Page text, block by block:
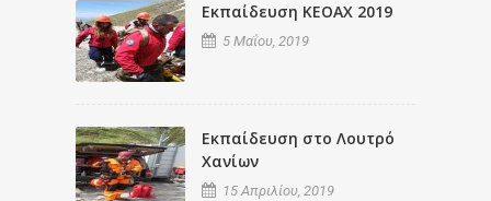
Εκπαίδευση ΚΕΟΑΧ 2019
5 Μαΐου, 2019
Εκπαίδευση στο Λουτρό
Χανίων
15 Απριλίου, 2019